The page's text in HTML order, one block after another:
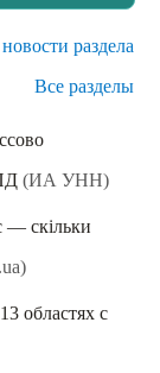
раздела
Все разделы
(ИА УНН)
— скільки
областях с